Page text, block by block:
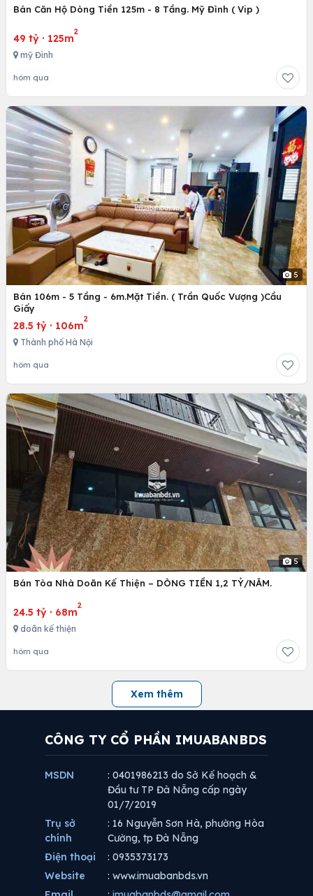
Bán Căn Hộ Dòng Tiền 125m - 8 Tầng. Mỹ Đình ( Vip )
49 tỷ · 125m
2
mỹ Đình
hôm qua
5
Bán 106m - 5 Tầng - 6m.Mặt Tiền. ( Trần Quốc Vượng )Cầu
Giấy
28.5 tỷ · 106m
2
Thành phố Hà Nội
hôm qua
5
Bán Tòa Nhà Doãn Kế Thiện – DÒNG TIỀN 1,2 TỶ/NĂM.
24.5 tỷ · 68m
2
doãn kế thiện
hôm qua
Xem thêm
CÔNG TY CỔ PHẦN IMUABANBDS
MSDN
: 0401986213 do Sở Kế hoạch &
Đầu tư TP Đà Nẵng cấp ngày
01/7/2019
Trụ sở
chính
: 16 Nguyễn Sơn Hà, phường Hòa
Cường, tp Đà Nẵng
Điện thoại
: 0935373173
Website
: www.imuabanbds.vn